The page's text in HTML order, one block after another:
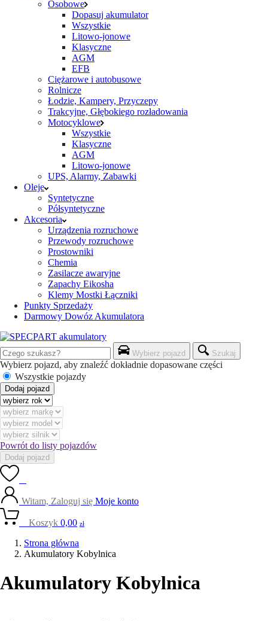
Osobowe
Dopasuj akumulator
Wszystkie
Litowo-jonowe
Klasyczne
AGM
EFB
Ciężarowe i autobusowe
Rolnicze
Łodzie, Kampery, Przyczepy
Trakcyjne, Głębokiego rozładowania
Motocyklowe
Wszystkie
Klasyczne
AGM
Litowo-jonowe
UPS, Alarmy, Zabawki
Oleje
Syntetyczne
Półsyntetyczne
Akcesoria
Urządzenia rozruchowe
Przewody rozruchowe
Prostowniki
Chemia
Zasilacze awaryjne
Zapachy Eikosha
Klemy Mostki Łączniki
Punkty Sprzedaży
Darmowy Dowóz Akumulatora
Wybierz pojazd Szukaj
Wybierz pojazd, aby znaleźć dokładnie dopasowane części
Wszystkie pojazdy
Dodaj pojazd
Powrót do listy pojazdów
Dodaj pojazd
Witam, Zaloguj się Moje konto
Koszyk 0,00 zł
Strona główna
Akumulatory Kobylnica
Akumulatory Kobylnica